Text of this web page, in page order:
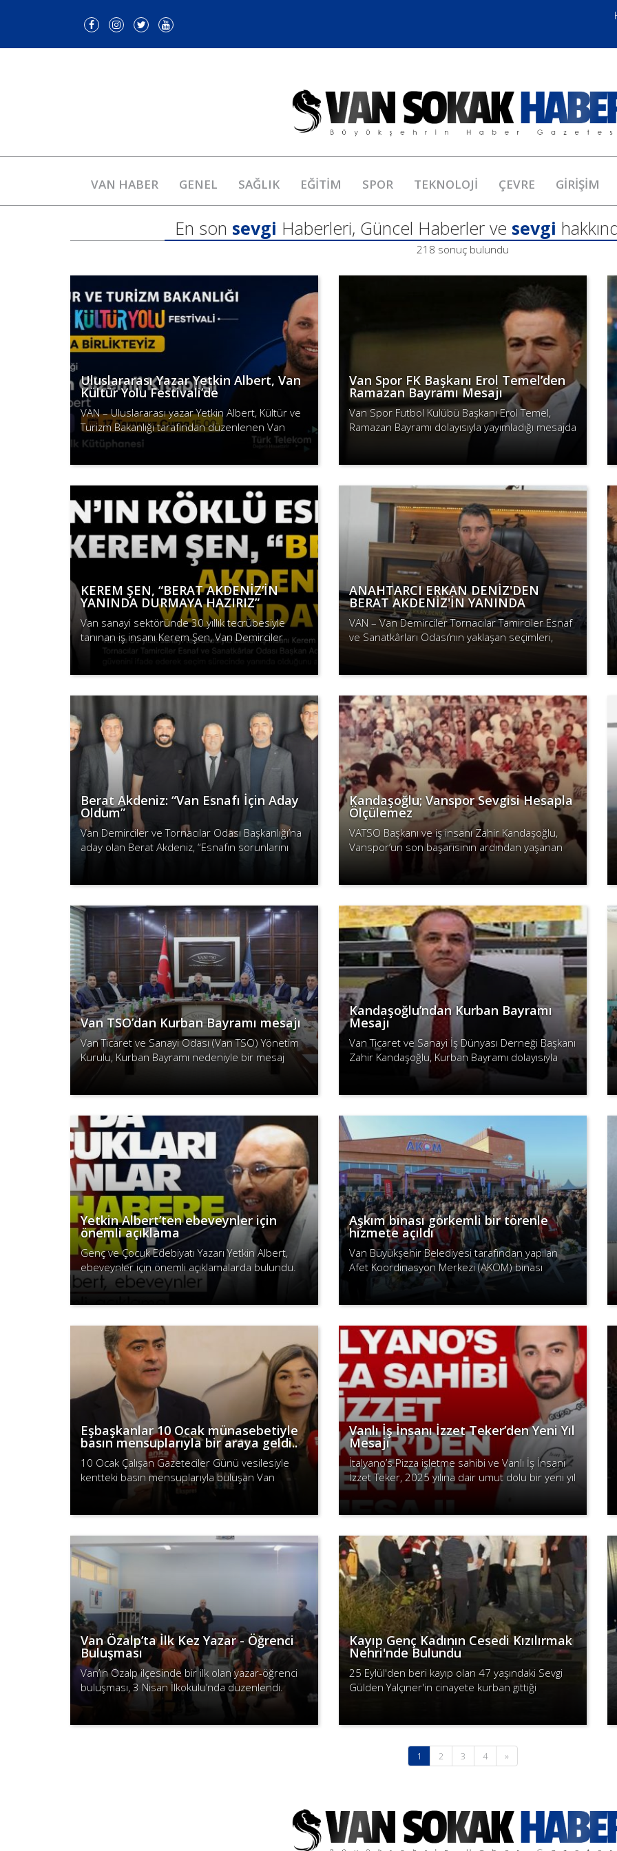
VAN HABER GENEL SAĞLIK EĞİTİM SPOR TEKNOLOJİ ÇEVRE GİRİŞİM
En son sevgi Haberleri, Güncel Haberler ve sevgi
218 sonuç bulundu
Uluslararası Yazar Yetkin Albert, Van
Kültür Yolu Festivali’de
VAN – Uluslararası yazar Yetkin Albert, Kültür ve
Turizm Bakanlığı tarafından düzenlenen Van
Kültür Yolu Festivali kapsamında çocuklarla
Devamını Oku
Van Spor FK Başkanı Erol Temel’den
Ramazan Bayramı Mesajı
Van Spor Futbol Kulübü Başkanı Erol Temel,
Ramazan Bayramı dolayısıyla yayımladığı mesajda
birlik, beraberlik ve kardeşlik vurgusu yaptı.
KEREM ŞEN, “BERAT AKDENİZ’İN
YANINDA DURMAYA HAZIRIZ”
Van sanayi sektöründe 30 yıllık tecrübesiyle
tanınan iş insanı Kerem Şen, Van Demirciler
Tornacılar Tamirciler Esnaf ve Sanatkârlar Odası
ANAHTARCI ERKAN DENİZ'DEN
BERAT AKDENİZ'İN YANINDA
VAN – Van Demirciler Tornacılar Tamirciler Esnaf
ve Sanatkârları Odası’nın yaklaşan seçimleri,
Berat Akdeniz: “Van Esnafı İçin Aday
Oldum”
Van Demirciler ve Tornacılar Odası Başkanlığı’na
aday olan Berat Akdeniz, “Esnafın sorunlarını
çözmek için aday oldum” dedi.
Kandaşoğlu; Vanspor Sevgisi Hesapla
Ölçülemez
VATSO Başkanı ve iş insanı Zahir Kandaşoğlu,
Vanspor’un son başarısının ardından yaşanan
Van TSO’dan Kurban Bayramı mesajı
Van Ticaret ve Sanayi Odası (Van TSO) Yönetim
Kurulu, Kurban Bayramı nedeniyle bir mesaj
yayımladı.
Kandaşoğlu’ndan Kurban Bayramı
Mesajı
Van Ticaret ve Sanayi İş Dünyası Derneği Başkanı
Zahir Kandaşoğlu, Kurban Bayramı dolayısıyla
yayımladığı mesajda, bayramın barış, kardeşlik ve
Yetkin Albert’ten ebeveynler için
önemli açıklama
Genç ve Çocuk Edebiyatı Yazarı Yetkin Albert,
ebeveynler için önemli açıklamalarda bulundu.
Devamını Oku
Aşkım binası görkemli bir törenle
hizmete açıldı
Van Büyükşehir Belediyesi tarafından yapılan
Afet Koordinasyon Merkezi (AKOM) binası
düzenlenen görkemli bir törenle açıldı.
Eşbaşkanlar 10 Ocak münasebetiyle
basın mensuplarıyla bir araya geldi..
10 Ocak Çalışan Gazeteciler Günü vesilesiyle
kentteki basın mensuplarıyla buluşan Van
Büyükşehir Belediye Eşbaşkanları Neslihan Şedal
Vanlı İş İnsanı İzzet Teker’den Yeni Yıl
Mesajı
İtalyano’s Pizza işletme sahibi ve Vanlı İş İnsanı
İzzet Teker, 2025 yılına dair umut dolu bir yeni yıl
mesajı yayımladı.
Van Özalp’ta İlk Kez Yazar - Öğrenci
Buluşması
Van’ın Özalp ilçesinde bir ilk olan yazar-öğrenci
buluşması, 3 Nisan İlkokulu’nda düzenlendi.
Kayıp Genç Kadının Cesedi Kızılırmak
Nehri'nde Bulundu
25 Eylül'den beri kayıp olan 47 yaşındaki Sevgi
Gülden Yalçıner'in cinayete kurban gittiği
1 (current)
2 3 4 »